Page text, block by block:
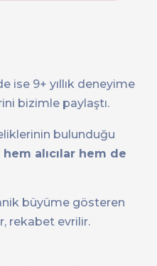
ise 9+ yıllık deneyime
bizimle paylaştı.
bulunduğu
alıcılar hem de
büyüme gösteren
rekabet evrilir.